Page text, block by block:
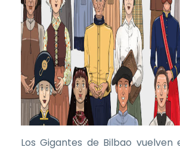
Los Gigantes de Bilbao vuelven